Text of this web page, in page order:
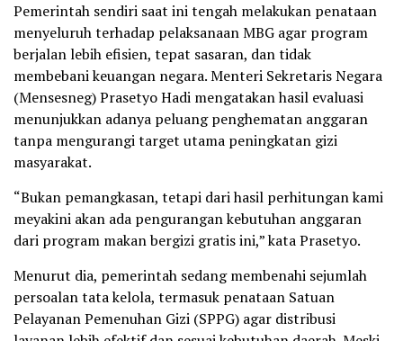
Pemerintah sendiri saat ini tengah melakukan penataan
menyeluruh terhadap pelaksanaan MBG agar program
berjalan lebih efisien, tepat sasaran, dan tidak
membebani keuangan negara. Menteri Sekretaris Negara
(Mensesneg) Prasetyo Hadi mengatakan hasil evaluasi
menunjukkan adanya peluang penghematan anggaran
tanpa mengurangi target utama peningkatan gizi
masyarakat.
“Bukan pemangkasan, tetapi dari hasil perhitungan kami
meyakini akan ada pengurangan kebutuhan anggaran
dari program makan bergizi gratis ini,” kata Prasetyo.
Menurut dia, pemerintah sedang membenahi sejumlah
persoalan tata kelola, termasuk penataan Satuan
Pelayanan Pemenuhan Gizi (SPPG) agar distribusi